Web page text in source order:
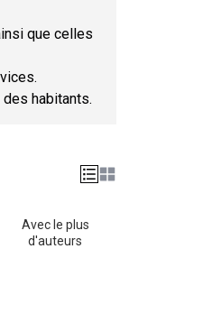
que celles
habitants.
Avec le plus
d'auteurs